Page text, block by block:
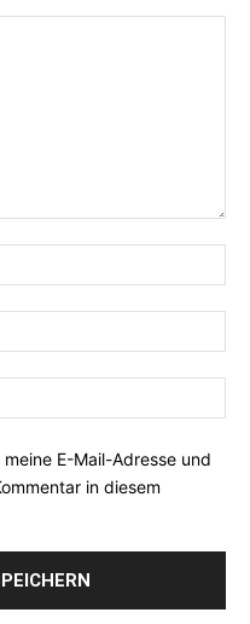
E-Mail-Adresse und
in diesem